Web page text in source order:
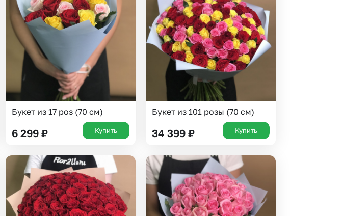
Insta букеты
Хиты продаж
Новинки
До 10000 рублей
Черная пятница
Все категории
Букет из 17 роз (70 см)
6 299 ₽ Купить
Букет из 101 розы (70 см)
34 399 ₽ Купить